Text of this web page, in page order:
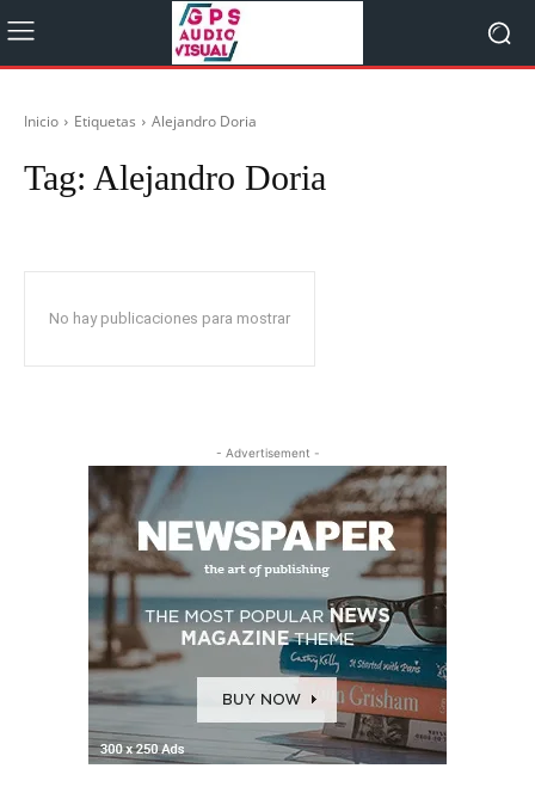
Inicio Etiquetas Alejandro Doria
Tag: Alejandro Doria
No hay publicaciones para mostrar
- Advertisement -